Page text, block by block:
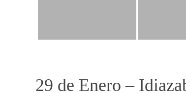
29 de Enero –